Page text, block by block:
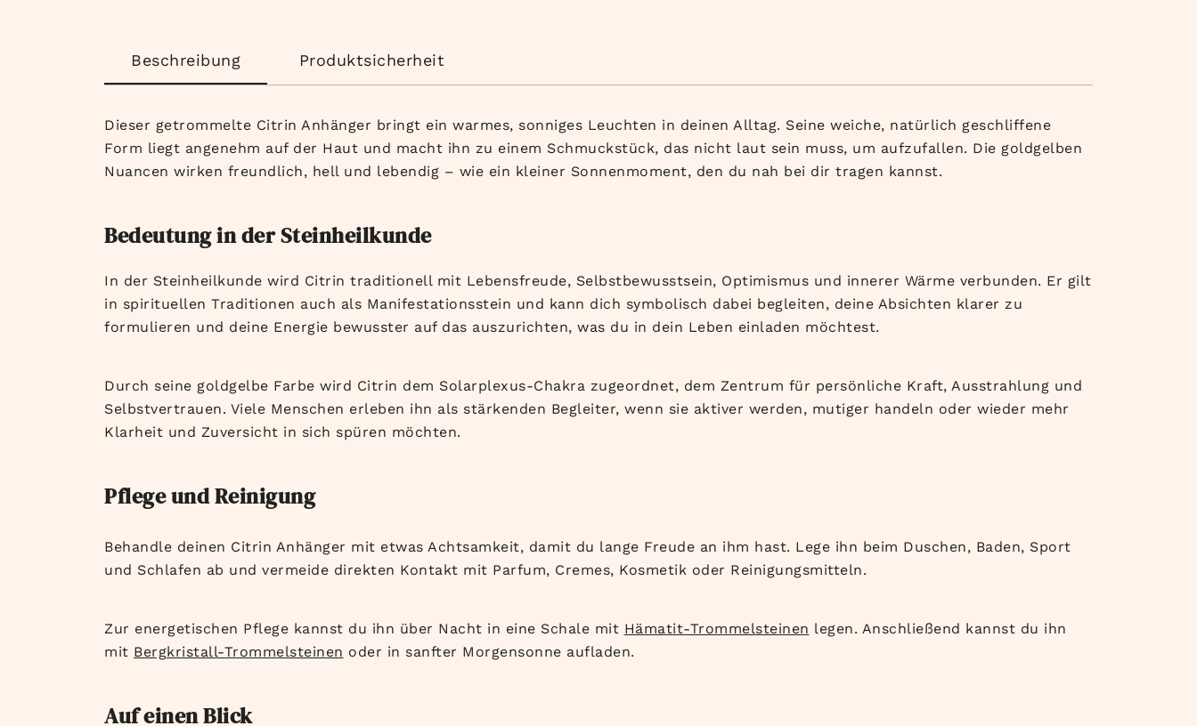
Beschreibung Produktsicherheit
Dieser getrommelte Citrin Anhänger bringt ein warmes, sonniges Leuchten in deinen Alltag. Seine weiche, natürlich geschliffene
Form liegt angenehm auf der Haut und macht ihn zu einem Schmuckstück, das nicht laut sein muss, um aufzufallen. Die goldgelben
Nuancen wirken freundlich, hell und lebendig – wie ein kleiner Sonnenmoment, den du nah bei dir tragen kannst.
Bedeutung in der Steinheilkunde
In der Steinheilkunde wird Citrin traditionell mit Lebensfreude, Selbstbewusstsein, Optimismus und innerer Wärme verbunden. Er gilt
in spirituellen Traditionen auch als Manifestationsstein und kann dich symbolisch dabei begleiten, deine Absichten klarer zu
formulieren und deine Energie bewusster auf das auszurichten, was du in dein Leben einladen möchtest.
Durch seine goldgelbe Farbe wird Citrin dem Solarplexus-Chakra zugeordnet, dem Zentrum für persönliche Kraft, Ausstrahlung und
Selbstvertrauen. Viele Menschen erleben ihn als stärkenden Begleiter, wenn sie aktiver werden, mutiger handeln oder wieder mehr
Klarheit und Zuversicht in sich spüren möchten.
Pflege und Reinigung
Behandle deinen Citrin Anhänger mit etwas Achtsamkeit, damit du lange Freude an ihm hast. Lege ihn beim Duschen, Baden, Sport
und Schlafen ab und vermeide direkten Kontakt mit Parfum, Cremes, Kosmetik oder Reinigungsmitteln.
Zur energetischen Pflege kannst du ihn über Nacht in eine Schale mit Hämatit-Trommelsteinen legen. Anschließend kannst du ihn
mit Bergkristall-Trommelsteinen oder in sanfter Morgensonne aufladen.
Auf einen Blick